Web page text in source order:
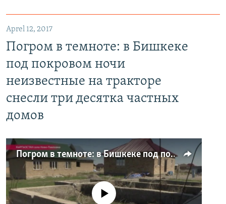
Aprel 12, 2017
Погром в темноте: в Бишкеке
под покровом ночи
неизвестные на тракторе
снесли три десятка частных
домов
Погром в темноте: в Бишкеке под покровом ночи неизвестные на тракторе снесли три десятка частных домов
No media source currently available